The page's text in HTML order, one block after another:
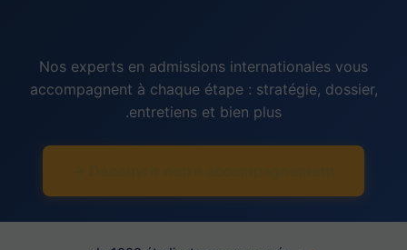
Nos experts en admissions internationales vous
accompagnent à chaque étape : stratégie, dossier,
entretiens et bien plus.